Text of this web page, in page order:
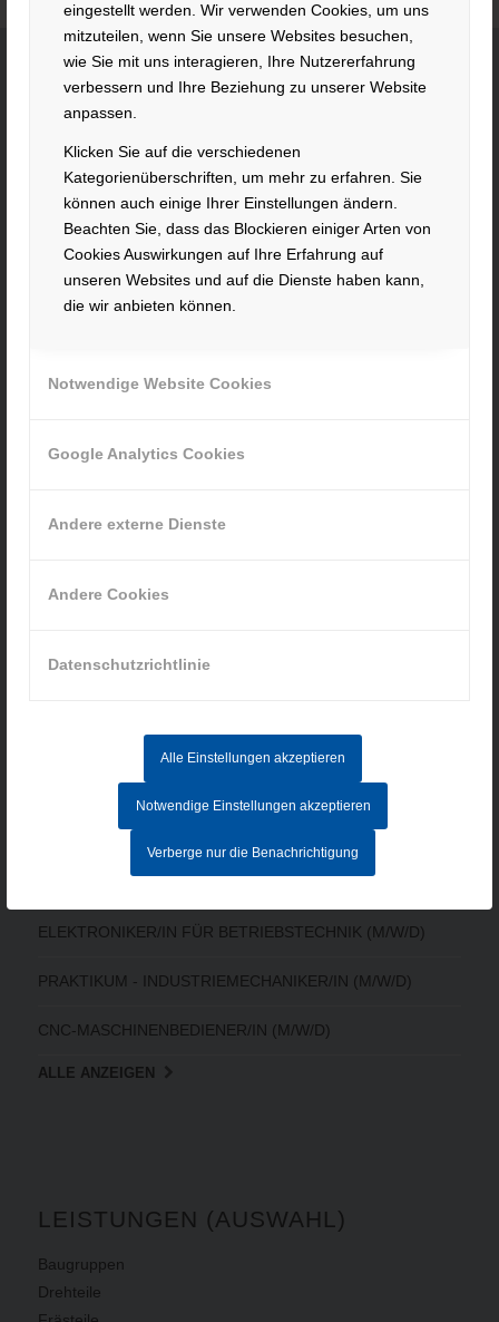
eingestellt werden. Wir verwenden Cookies, um uns
mitzuteilen, wenn Sie unsere Websites besuchen,
wie Sie mit uns interagieren, Ihre Nutzererfahrung
verbessern und Ihre Beziehung zu unserer Website
anpassen.
Klicken Sie auf die verschiedenen
Kategorienüberschriften, um mehr zu erfahren. Sie
können auch einige Ihrer Einstellungen ändern.
Beachten Sie, dass das Blockieren einiger Arten von
Cookies Auswirkungen auf Ihre Erfahrung auf
unseren Websites und auf die Dienste haben kann,
die wir anbieten können.
Notwendige Website Cookies
Google Analytics Cookies
Andere externe Dienste
Andere Cookies
Datenschutzrichtlinie
Alle Einstellungen akzeptieren
Notwendige Einstellungen akzeptieren
Verberge nur die Benachrichtigung
KONTAKT
Hacker Feinmechanik GmbH
Im Polder 2 / Neuhausen
Tel. +49 991 99800 – 0
Fax. +49 991 91564
contact@hacker-feinmechanik.de
» Cookie-Einstellungen
Impressum
AGB
AKTUELLE STELLENANGEBOTE
MITARBEITER IM AUFTRAGSZENTRUM (M/W/D) - Vollzeit
ELEKTRONIKER/IN FÜR BETRIEBSTECHNIK (M/W/D)
PRAKTIKUM - INDUSTRIEMECHANIKER/IN (M/W/D)
CNC-MASCHINENBEDIENER/IN (M/W/D)
ALLE ANZEIGEN
LEISTUNGEN (AUSWAHL)
Baugruppen
Drehteile